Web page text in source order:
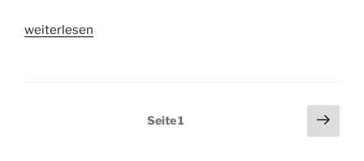
„Vorhänge
weiterlesen
Seitennummerierung
Seite1